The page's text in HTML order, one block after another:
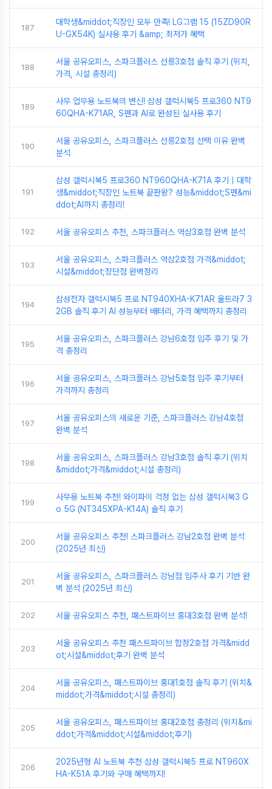
187
대학생&middot;직장인 모두 만족! LG그램 15 (15ZD90R
U-GX54K) 실사용 후기 &amp; 최저가 혜택
188
서울 공유오피스, 스파크플러스 선릉3호점 솔직 후기 (위치,
가격, 시설 총정리)
189
사무 업무용 노트북의 변신! 삼성 갤럭시북5 프로360 NT9
60QHA-K71AR, S펜과 AI로 완성된 실사용 후기
190
서울 공유오피스, 스파크플러스 선릉2호점 선택 이유 완벽
분석
191
삼성 갤럭시북5 프로360 NT960QHA-K71A 후기｜대학
생&middot;직장인 노트북 끝판왕? 성능&middot;S펜&mi
ddot;AI까지 총정리!
192 서울 공유오피스 추천, 스파크플러스 역삼3호점 완벽 분석
193
서울 공유오피스, 스파크플러스 역삼2호점 가격&middot;
시설&middot;장단점 완벽정리
194
삼성전자 갤럭시북5 프로 NT940XHA-K71AR 울트라7 3
2GB 솔직 후기 AI 성능부터 배터리, 가격 혜택까지 총정리
195
서울 공유오피스, 스파크플러스 강남6호점 입주 후기 및 가
격 총정리
196
서울 공유오피스, 스파크플러스 강남5호점 입주 후기부터
가격까지 총정리
197
서울 공유오피스의 새로운 기준, 스파크플러스 강남4호점
완벽 분석
198
서울 공유오피스, 스파크플러스 강남3호점 솔직 후기 (위치
&middot;가격&middot;시설 총정리)
199
사무용 노트북 추천! 와이파이 걱정 없는 삼성 갤럭시북3 G
o 5G (NT345XPA-K14A) 솔직 후기
200
서울 공유오피스 추천! 스파크플러스 강남2호점 완벽 분석
(2025년 최신)
201
서울 공유오피스, 스파크플러스 강남점 입주사 후기 기반 완
벽 분석 (2025년 최신)
202 서울 공유오피스 추천, 패스트파이브 홍대3호점 완벽 분석!
203
서울 공유오피스 추천 패스트파이브 합정2호점 가격&midd
ot;시설&middot;후기 완벽 분석
204
서울 공유오피스, 패스트파이브 홍대1호점 솔직 후기 (위치&
middot;가격&middot;시설 총정리)
205
서울 공유오피스, 패스트파이브 홍대2호점 총정리 (위치&mi
ddot;가격&middot;시설&middot;후기)
206
2025년형 AI 노트북 추천 삼성 갤럭시북5 프로 NT960X
HA-K51A 후기와 구매 혜택까지!